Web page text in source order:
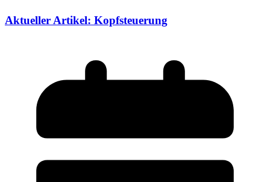
Aktueller Artikel: Kopfsteuerung